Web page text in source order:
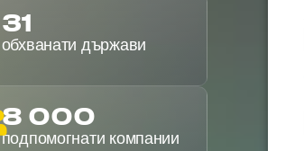
31
обхванати държави
8 000
подпомогнати компании